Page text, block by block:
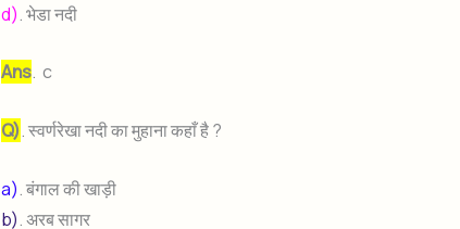
d). भेडा नदी
Ans. c
Q). स्वर्णरेखा नदी का मुहाना कहाँ है ?
a). बंगाल की खाड़ी
b). अरब सागर